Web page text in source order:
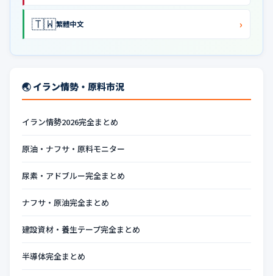
🇹🇼繁體中文 ›
🌏 イラン情勢・原料市況
イラン情勢2026完全まとめ
原油・ナフサ・原料モニター
尿素・アドブルー完全まとめ
ナフサ・原油完全まとめ
建設資材・養生テープ完全まとめ
半導体完全まとめ